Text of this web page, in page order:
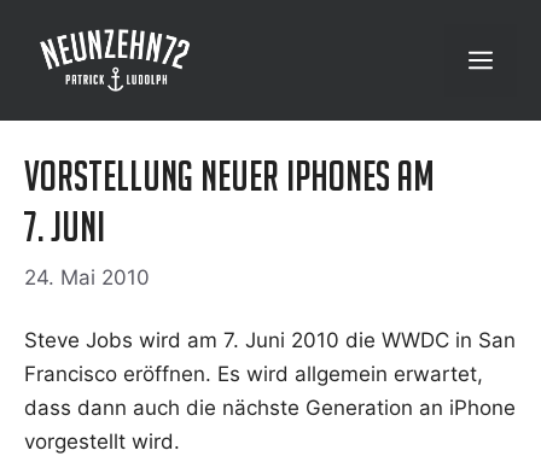
Inhalt
springen
Menü
Vorstellung neuer iPhones am
7. Juni
24. Mai 2010
Ste­ve Jobs wird am 7. Juni 2010 die WWDC in San
Fran­cis­co eröff­nen. Es wird all­ge­mein erwar­tet,
dass dann auch die nächs­te Gene­ra­ti­on an iPho­ne
vor­ge­stellt wird.